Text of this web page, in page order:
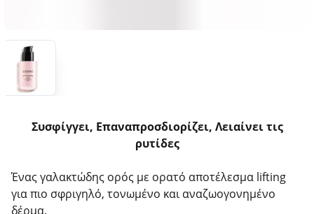
Συσφίγγει, Επαναπροσδιορίζει, Λειαίνει τις
ρυτίδες
Ένας γαλακτώδης ορός με ορατό αποτέλεσμα lifting
για πιο σφριγηλό, τονωμένο και αναζωογονημένο
δέρμα.